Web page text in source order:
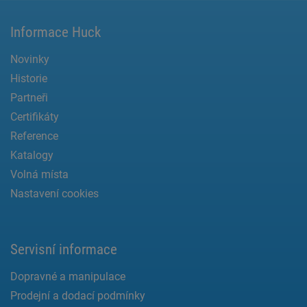
Informace Huck
Novinky
Historie
Partneři
Certifikáty
Reference
Katalogy
Volná místa
Nastavení cookies
Servisní informace
Dopravné a manipulace
Prodejní a dodací podmínky